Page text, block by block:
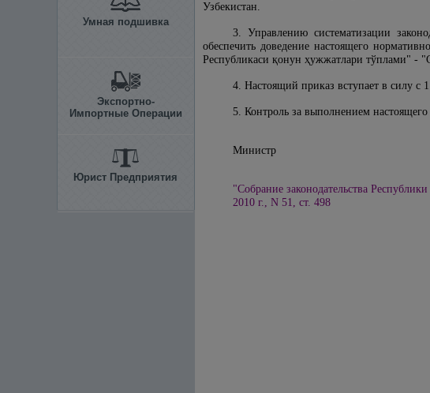
Умная подшивка
Экспортно-
Импортные Операции
Юрист Предприятия
Узбекистан.
3. Управлению систематизации
обеспечить доведение настоящего
Республикаси қонун ҳужжатлари тўплами" -
4. Настоящий приказ вступает в силу с 1
5. Контроль за выполнением
Министр Р.
"Собрание законодательства
2010 г., N 51, ст. 498